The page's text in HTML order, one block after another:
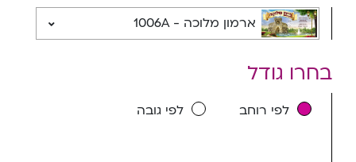
ארמון מלוכה - 1006A
בחרו גודל
לפי רוחב לפי גובה